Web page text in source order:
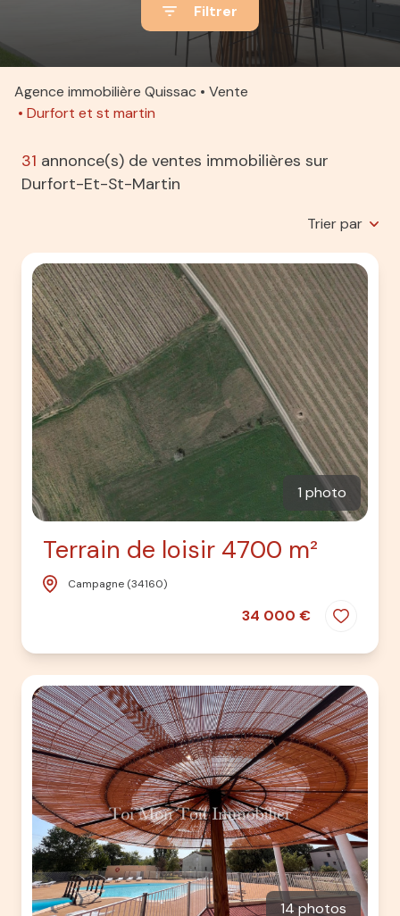
E-MAIL
ESTIMATION
Filtrer
Agence immobilière Quissac
Vente
Durfort et st martin
31 annonce(s) de ventes immobilières sur
Durfort-Et-St-Martin
Trier par
1 photo
Terrain de loisir 4700 m²
Campagne (34160)
34 000 €
14 photos